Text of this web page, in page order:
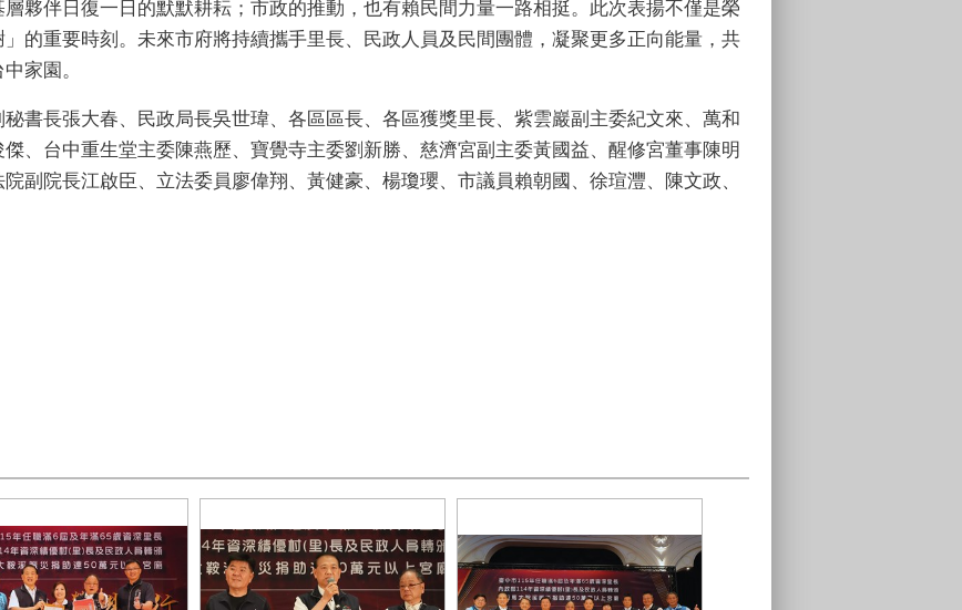
夥伴日復一日的默默耕耘；市政的推動，也有賴民間力量一路相挺。此次表揚不僅是榮
的重要時刻。未來市府將持續攜手里長、民政人員及民間團體，凝聚更多正向能量，共
家園。
書長張大春、民政局長吳世瑋、各區區長、各區獲獎里長、紫雲巖副主委紀文來、萬和
、台中重生堂主委陳燕歷、寶覺寺主委劉新勝、慈濟宮副主委黃國益、醒修宮董事陳明
副院長江啟臣、立法委員廖偉翔、黃健豪、楊瓊瓔、市議員賴朝國、徐瑄灃、陳文政、